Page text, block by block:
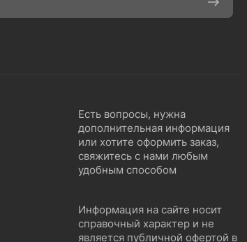
Есть вопросы, нужна
дополнительная информация
или хотите оформить заказ,
свяжитесь с нами любым
удобным способом
Информация на сайте носит
справочный характер и не
является публичной офертой в